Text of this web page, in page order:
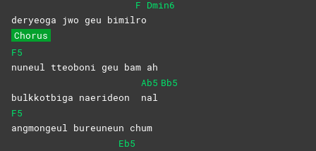
deryeoga jwo geu bimil
F
ro
Dmin6
Chorus
F5
nuneul tteoboni geu bam ah
bulkkotbiga naerideon
Ab5
nal
Bb5
F5
angmongeul bureuneun chum
Eb5